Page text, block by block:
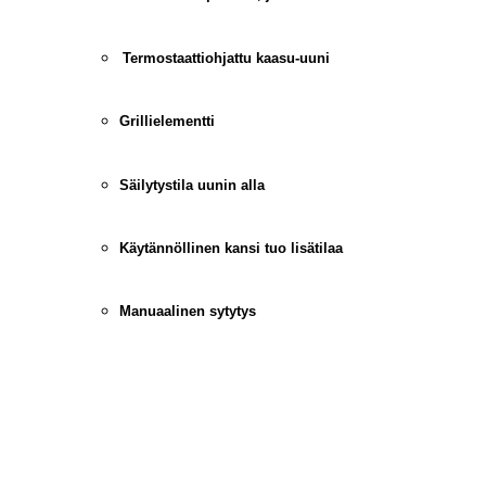
Termostaattiohjattu kaasu-uuni
Grillielementti
Säilytystila uunin alla
Käytännöllinen kansi tuo lisätilaa
Manuaalinen sytytys